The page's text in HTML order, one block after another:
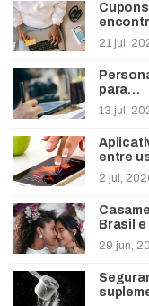
21 jul,
para…
13 jul,
entre
2 jul,
Brasil
29 jun,